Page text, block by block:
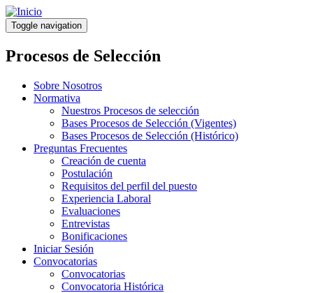
Pasar
al
contenido
principal
Toggle navigation
Procesos de Selección
Sobre Nosotros
Normativa
Nuestros Procesos de selección
Bases Procesos de Selección (Vigentes)
Bases Procesos de Selección (Histórico)
Preguntas Frecuentes
Creación de cuenta
Postulación
Requisitos del perfil del puesto
Experiencia Laboral
Evaluaciones
Entrevistas
Bonificaciones
Iniciar Sesión
Convocatorias
Convocatorias
Convocatoria Histórica